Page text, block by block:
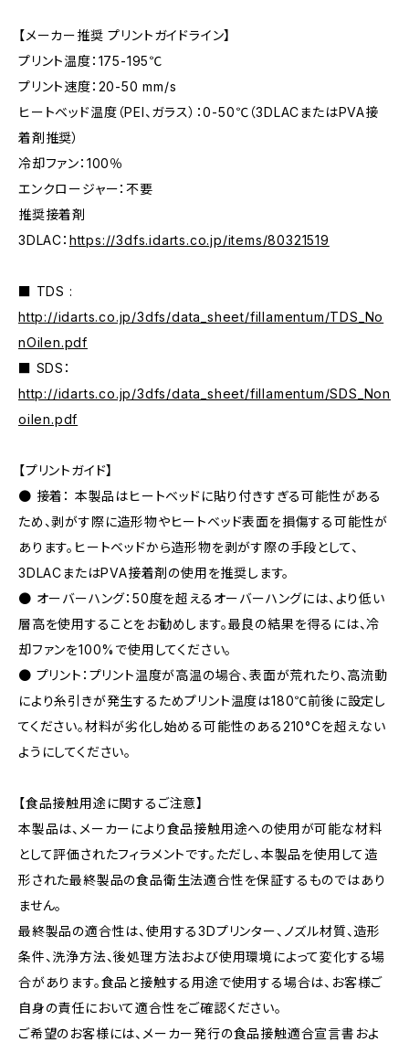
【メーカー推奨 プリントガイドライン】
プリント温度：175-195℃
プリント速度：20-50 mm/s
ヒートベッド温度（PEI、ガラス）：0-50℃（3DLACまたはPVA接
着剤推奨）
冷却ファン：100％
エンクロージャー：不要
推奨接着剤
3DLAC： https://3dfs.idarts.co.jp/items/80321519
■ TDS :
http://idarts.co.jp/3dfs/data_sheet/fillamentum/TDS_No
nOilen.pdf
■ SDS：
http://idarts.co.jp/3dfs/data_sheet/fillamentum/SDS_Non
oilen.pdf
【プリントガイド】
● 接着： 本製品はヒートベッドに貼り付きすぎる可能性がある
ため、剥がす際に造形物やヒートベッド表面を損傷する可能性が
あります。ヒートベッドから造形物を剥がす際の手段として、
3DLACまたはPVA接着剤の使用を推奨します。
● オーバーハング：50度を超えるオーバーハングには、より低い
層高を使用することをお勧めします。最良の結果を得るには、冷
却ファンを100%で使用してください。
● プリント：プリント温度が高温の場合、表面が荒れたり、高流動
により糸引きが発生するためプリント温度は180℃前後に設定し
てください。材料が劣化し始める可能性のある210°Cを超えない
ようにしてください。
【食品接触用途に関するご注意】
本製品は、メーカーにより食品接触用途への使用が可能な材料
として評価されたフィラメントです。ただし、本製品を使用して造
形された最終製品の食品衛生法適合性を保証するものではあり
ません。
最終製品の適合性は、使用する3Dプリンター、ノズル材質、造形
条件、洗浄方法、後処理方法および使用環境によって変化する場
合があります。食品と接触する用途で使用する場合は、お客様ご
自身の責任において適合性をご確認ください。
ご希望のお客様には、メーカー発行の食品接触適合宣言書およ